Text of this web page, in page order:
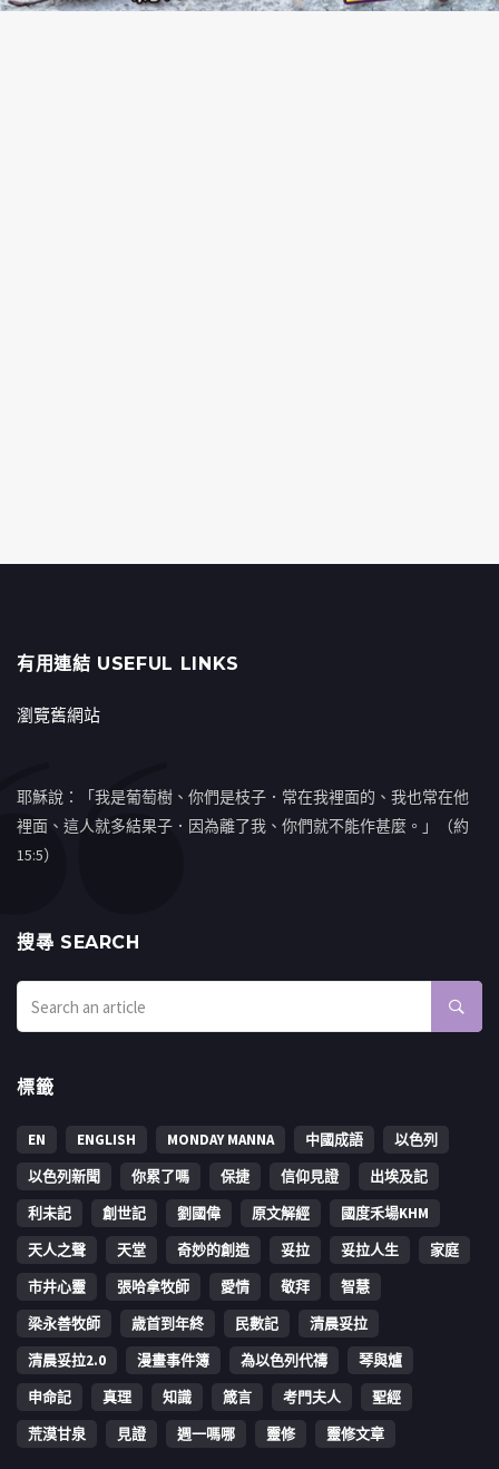
有用連結 USEFUL LINKS
瀏覽舊網站
耶穌說：「我是葡萄樹、你們是枝子．常在我裡面的、我也常在他
裡面、這人就多結果子．因為離了我、你們就不能作甚麼。」（約
15:5）
搜㝷 SEARCH
標籤
EN ENGLISH MONDAY MANNA 中國成語
以色列
以色列新聞
你累了嗎 保捷 信仰見證
出埃及記
利未記
創世記 劉國偉 原文解經
國度禾場KHM
天人之聲
天堂 奇妙的創造 妥拉 妥拉人生
家庭
市井心靈
張哈拿牧師 愛情 敬拜
智慧
梁永善牧師
歳首到年終 民數記
清晨妥拉
清晨妥拉2.0
漫畫事件簿 為以色列代禱
琴與爐
申命記
真理 知識 箴言 考門夫人
聖經
荒漠甘泉
見證 週一嗎哪 靈修 靈修文章